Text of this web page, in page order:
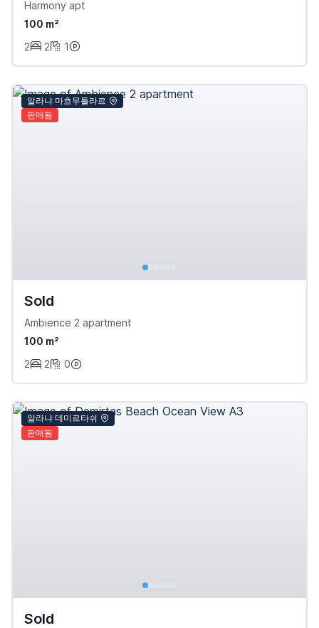
Harmony apt
100 m²
2
2 1
알라냐 마흐무틀라르
판매됨
Sold
Ambience 2 apartment
100 m²
2
2 0
알라냐 데미르타쉬
판매됨
Sold